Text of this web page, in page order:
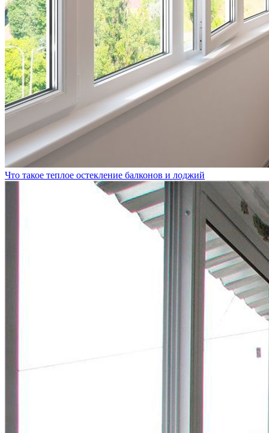
Что такое теплое остекление балконов и лоджий